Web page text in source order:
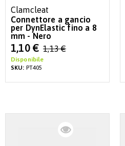
Clamcleat
Connettore a gancio
per DynElastic fino a 8
mm - Nero
Special
Price
1,10 € 1,13 €
Disponibile
SKU: PT405